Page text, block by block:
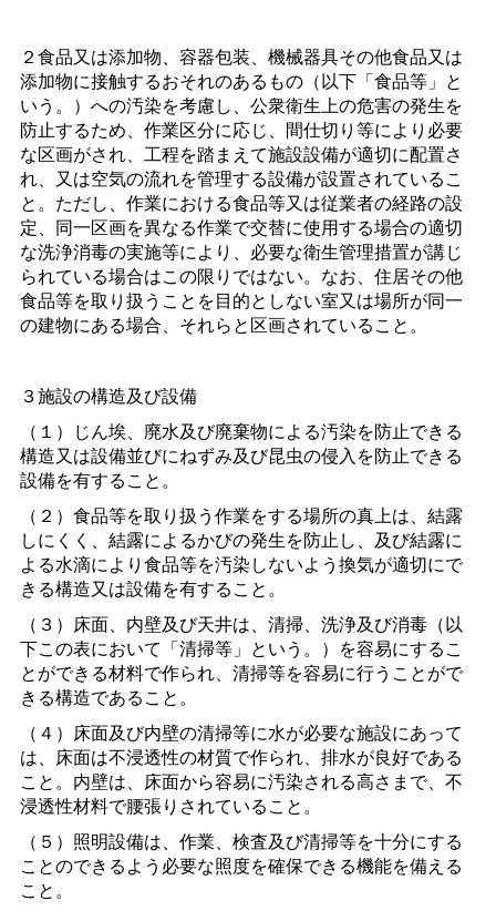
２食品又は添加物、容器包装、機械器具その他食品又は
添加物に接触するおそれのあるもの（以下「食品等」と
いう。）への汚染を考慮し、公衆衛生上の危害の発生を
防止するため、作業区分に応じ、間仕切り等により必要
な区画がされ、工程を踏まえて施設設備が適切に配置さ
れ、又は空気の流れを管理する設備が設置されているこ
と。ただし、作業における食品等又は従業者の経路の設
定、同一区画を異なる作業で交替に使用する場合の適切
な洗浄消毒の実施等により、必要な衛生管理措置が講じ
られている場合はこの限りではない。なお、住居その他
食品等を取り扱うことを目的としない室又は場所が同一
の建物にある場合、それらと区画されていること。
３施設の構造及び設備
（１）じん埃、廃水及び廃棄物による汚染を防止できる
構造又は設備並びにねずみ及び昆虫の侵入を防止できる
設備を有すること。
（２）食品等を取り扱う作業をする場所の真上は、結露
しにくく、結露によるかびの発生を防止し、及び結露に
よる水滴により食品等を汚染しないよう換気が適切にで
きる構造又は設備を有すること。
（３）床面、内壁及び天井は、清掃、洗浄及び消毒（以
下この表において「清掃等」という。）を容易にするこ
とができる材料で作られ、清掃等を容易に行うことがで
きる構造であること。
（４）床面及び内壁の清掃等に水が必要な施設にあって
は、床面は不浸透性の材質で作られ、排水が良好である
こと。内壁は、床面から容易に汚染される高さまで、不
浸透性材料で腰張りされていること。
（５）照明設備は、作業、検査及び清掃等を十分にする
ことのできるよう必要な照度を確保できる機能を備える
こと。